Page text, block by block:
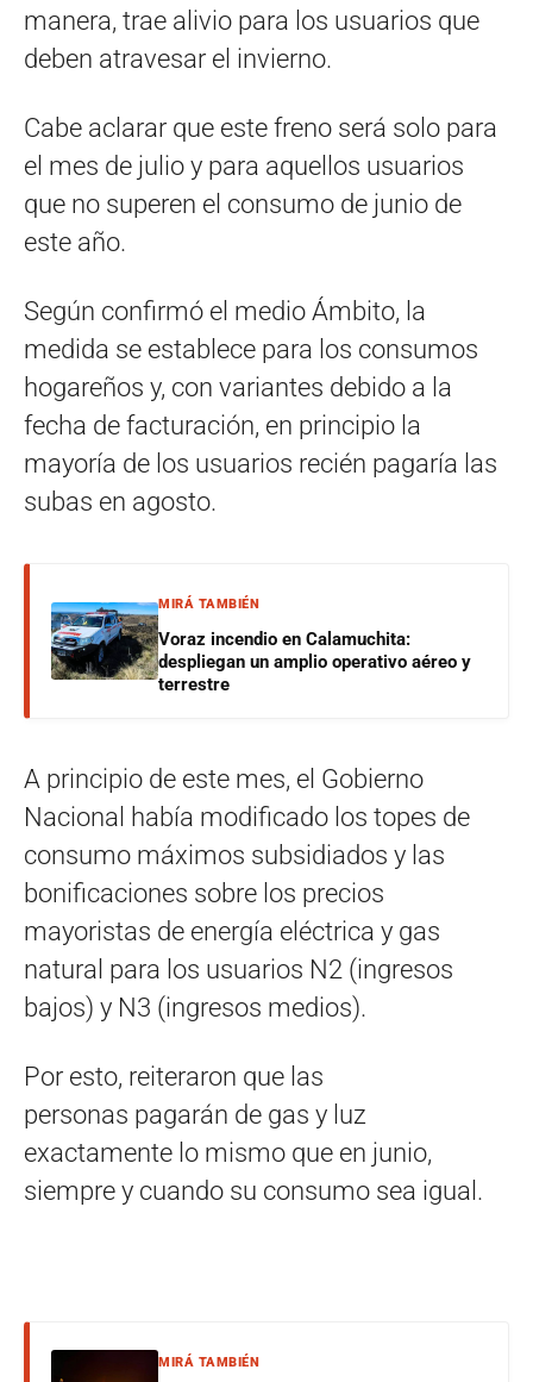
manera, trae alivio para los usuarios que
deben atravesar el invierno.
Cabe aclarar que este freno será solo para
el mes de julio y para aquellos usuarios
que no superen el consumo de junio de
este año.
Según confirmó el medio Ámbito, la
medida se establece para los consumos
hogareños y, con variantes debido a la
fecha de facturación, en principio la
mayoría de los usuarios recién pagaría las
subas en agosto.
MIRÁ TAMBIÉN
Voraz incendio en Calamuchita:
despliegan un amplio operativo aéreo y
terrestre
A principio de este mes, el Gobierno
Nacional había modificado los topes de
consumo máximos subsidiados y las
bonificaciones sobre los precios
mayoristas de energía eléctrica y gas
natural para los usuarios N2 (ingresos
bajos) y N3 (ingresos medios).
Por esto, reiteraron que las
personas pagarán de gas y luz
exactamente lo mismo que en junio,
siempre y cuando su consumo sea igual.
MIRÁ TAMBIÉN